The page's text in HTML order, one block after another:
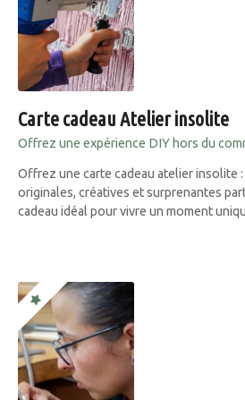
Carte cadeau Atelier insolite
Offrez une expérience DIY hors du
Offrez une carte cadeau atelier insolite
originales, créatives et surprenantes
cadeau idéal pour vivre un moment